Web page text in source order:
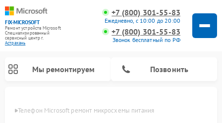
FIX-MICROSOFT
Ремонт устройств Microsoft
Специализированный
cервисный центр г.
Астрахань
+7 (800) 301-55-83
Ежедневно, с 10:00 до 20:00
+7 (800) 301-55-83
Звонок бесплатный по РФ
Мы ремонтируем Позвонить
Телефон Microsoft ремонт микросхемы питания